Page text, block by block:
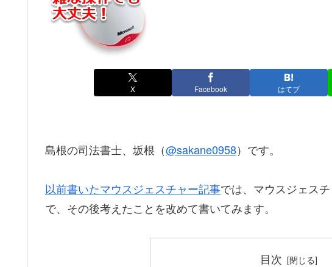
X Facebook はてブ
島根の司法書士、坂根（@sakane0958）です。
以前書いたマウスジェスチャー記事では、マウスジェス
で、その後考えたことを改めて書いてみます。
目次